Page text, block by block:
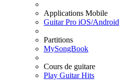
Applications Mobile
Guitar Pro iOS/Android
Partitions
MySongBook
Cours de guitare
Play Guitar Hits